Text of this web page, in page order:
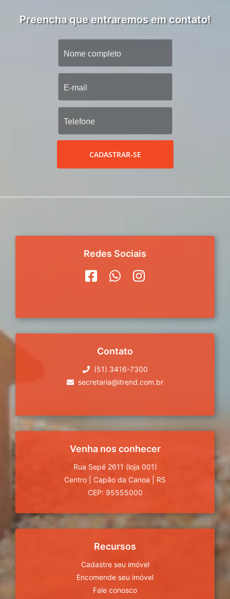
Preencha que entraremos em contato!
CADASTRAR-SE
Redes Sociais
Contato
(51) 3416-7300
secretaria@itrend.com.br
Venha nos conhecer
Rua Sepé 2611 (loja 001)
Centro
Capão da Canoa
RS
CEP: 95555000
Recursos
Cadastre seu imóvel
Encomende seu imóvel
Fale conosco